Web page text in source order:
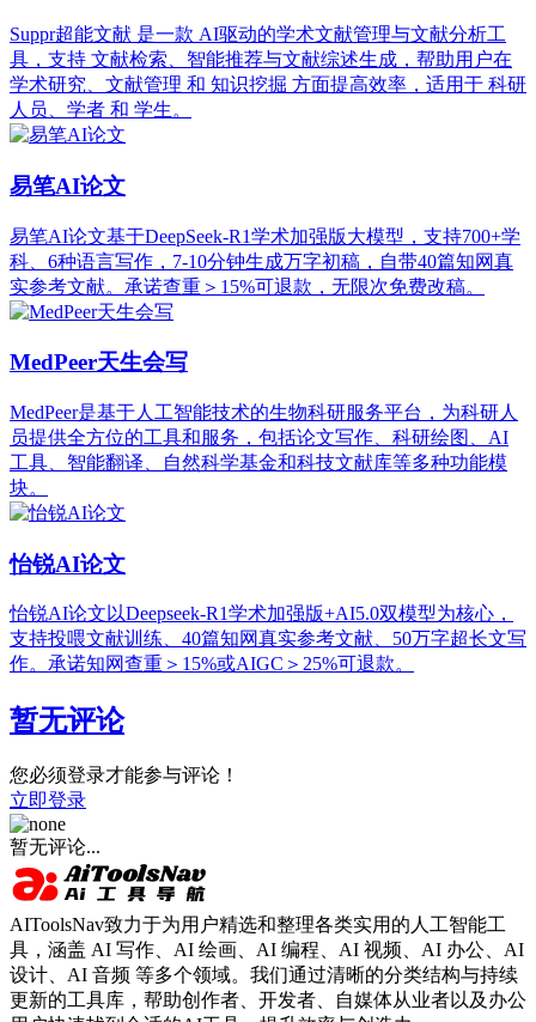
Suppr超能文献 是一款 AI驱动的学术文献管理与文献分析工
具，支持 文献检索、智能推荐与文献综述生成，帮助用户在
学术研究、文献管理 和 知识挖掘 方面提高效率，适用于 科研
人员、学者 和 学生。
易笔AI论文
易笔AI论文基于DeepSeek-R1学术加强版大模型，支持700+学
科、6种语言写作，7-10分钟生成万字初稿，自带40篇知网真
实参考文献。承诺查重＞15%可退款，无限次免费改稿。
MedPeer天生会写
MedPeer是基于人工智能技术的生物科研服务平台，为科研人
员提供全方位的工具和服务，包括论文写作、科研绘图、AI
工具、智能翻译、自然科学基金和科技文献库等多种功能模
块。
怡锐AI论文
怡锐AI论文以Deepseek-R1学术加强版+AI5.0双模型为核心，
支持投喂文献训练、40篇知网真实参考文献、50万字超长文写
作。承诺知网查重＞15%或AIGC＞25%可退款。
暂无评论
您必须登录才能参与评论！
立即登录
暂无评论...
AIToolsNav致力于为用户精选和整理各类实用的人工智能工
具，涵盖 AI 写作、AI 绘画、AI 编程、AI 视频、AI 办公、AI
设计、AI 音频 等多个领域。我们通过清晰的分类结构与持续
更新的工具库，帮助创作者、开发者、自媒体从业者以及办公